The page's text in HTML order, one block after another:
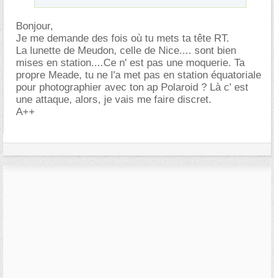
Bonjour,
Je me demande des fois où tu mets ta tête RT.
La lunette de Meudon, celle de Nice.... sont bien
mises en station....Ce n' est pas une moquerie. Ta
propre Meade, tu ne l'a met pas en station équatoriale
pour photographier avec ton ap Polaroid ? Là c' est
une attaque, alors, je vais me faire discret.
A++